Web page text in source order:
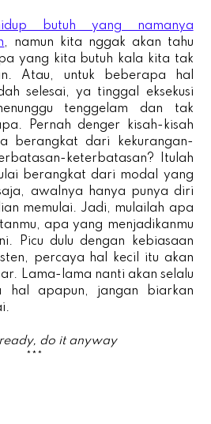
butuh yang namanya
, namun kita nggak akan tahu
yang kita butuh kala kita tak
Atau, untuk beberapa hal
selesai, ya tinggal eksekusi
tenggelam dan tak
Pernah denger kisah-kisah
berangkat dari kekurangan-
keterbatasan? Itulah
berangkat dari modal yang
awalnya hanya punya diri
memulai. Jadi, mulailah apa
apa yang menjadikanmu
Picu dulu dengan kebiasaan
percaya hal kecil itu akan
Lama-lama nanti akan selalu
hal apapun, jangan biarkan
do it anyway
***